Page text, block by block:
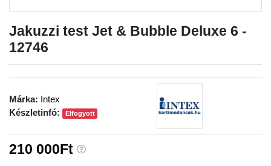
Jakuzzi test Jet & Bubble Deluxe 6 -
12746
Márka: Intex
Készletinfó:
Elfogyott
210 000Ft